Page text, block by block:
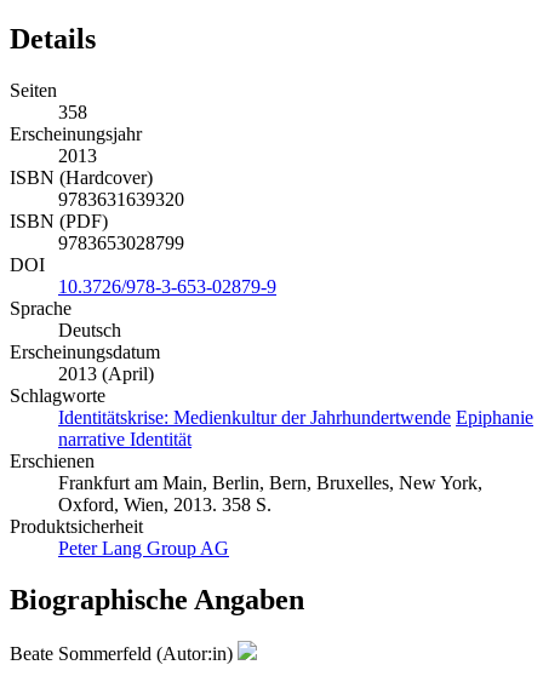
Details
Seiten
358
Erscheinungsjahr
2013
ISBN (Hardcover)
9783631639320
ISBN (PDF)
9783653028799
DOI
10.3726/978-3-653-02879-9
Sprache
Deutsch
Erscheinungsdatum
2013 (April)
Schlagworte
Identitätskrise: Medienkultur der Jahrhundertwende Epiphanie
narrative Identität
Erschienen
Frankfurt am Main, Berlin, Bern, Bruxelles, New York,
Oxford, Wien, 2013. 358 S.
Produktsicherheit
Peter Lang Group AG
Biographische Angaben
Beate Sommerfeld (Autor:in)